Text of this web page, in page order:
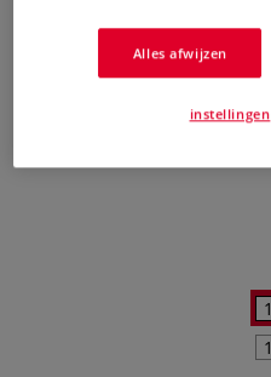
0
Alles afwijzen
instellingen